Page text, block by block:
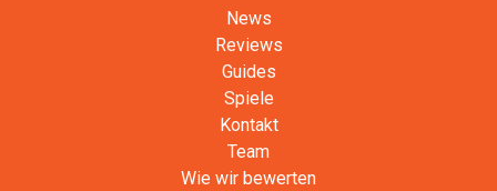
News
Reviews
Guides
Spiele
Kontakt
Team
Wie wir bewerten